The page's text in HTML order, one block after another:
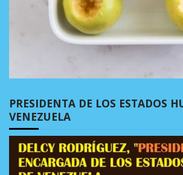
PRESIDENTA DE LOS ESTADOS
VENEZUELA